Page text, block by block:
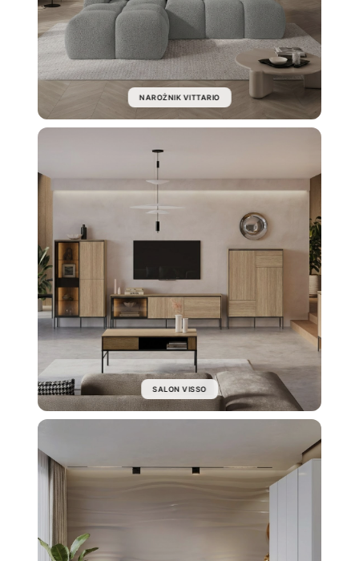
NAROŻNIK VITTARIO
SALON VISSO